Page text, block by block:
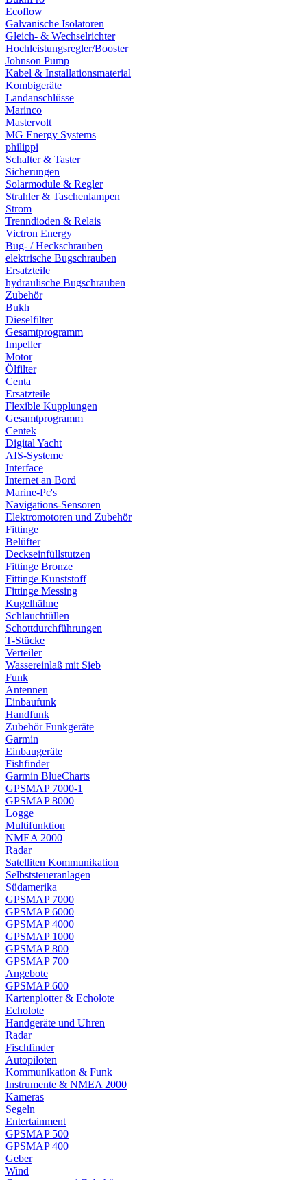
Ecoflow
Galvanische Isolatoren
Gleich- & Wechselrichter
Hochleistungsregler/Booster
Johnson Pump
Kabel & Installationsmaterial
Kombigeräte
Landanschlüsse
Marinco
Mastervolt
MG Energy Systems
philippi
Schalter & Taster
Sicherungen
Solarmodule & Regler
Strahler & Taschenlampen
Strom
Trenndioden & Relais
Victron Energy
Bug- / Heckschrauben
elektrische Bugschrauben
Ersatzteile
hydraulische Bugschrauben
Zubehör
Bukh
Dieselfilter
Gesamtprogramm
Impeller
Motor
Ölfilter
Centa
Ersatzteile
Flexible Kupplungen
Gesamtprogramm
Centek
Digital Yacht
AIS-Systeme
Interface
Internet an Bord
Marine-Pc's
Navigations-Sensoren
Elektromotoren und Zubehör
Fittinge
Belüfter
Deckseinfüllstutzen
Fittinge Bronze
Fittinge Kunststoff
Fittinge Messing
Kugelhähne
Schlauchtüllen
Schottdurchführungen
T-Stücke
Verteiler
Wassereinlaß mit Sieb
Funk
Antennen
Einbaufunk
Handfunk
Zubehör Funkgeräte
Garmin
Einbaugeräte
Fishfinder
Garmin BlueCharts
GPSMAP 7000-1
GPSMAP 8000
Logge
Multifunktion
NMEA 2000
Radar
Satelliten Kommunikation
Selbststeueranlagen
Südamerika
GPSMAP 7000
GPSMAP 6000
GPSMAP 4000
GPSMAP 1000
GPSMAP 800
GPSMAP 700
Angebote
GPSMAP 600
Kartenplotter & Echolote
Echolote
Handgeräte und Uhren
Radar
Fischfinder
Autopiloten
Kommunikation & Funk
Instrumente & NMEA 2000
Kameras
Segeln
Entertainment
GPSMAP 500
GPSMAP 400
Geber
Wind